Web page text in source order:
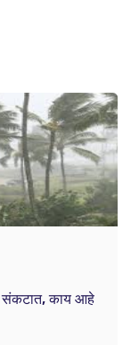
संकटात, काय आहे